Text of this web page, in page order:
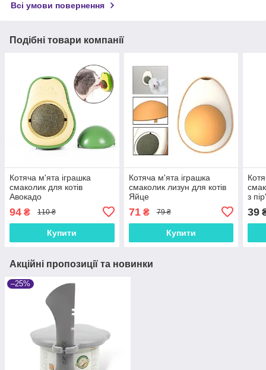
Всі умови повернення
Подібні товари компанії
Котяча м'ята іграшка
смаколик для котів
Авокадо
94 ₴ 110 ₴
Купити
Котяча м'ята іграшка
смаколик лизун для котів
Яйце
71₴ 79 ₴
Купити
з
39
Акційні пропозиції та новинки
–25%